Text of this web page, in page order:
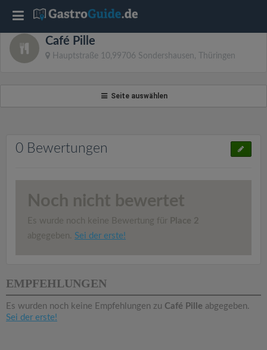
Café Pille
Hauptstraße 10,99706 Sondershausen, Thüringen
Seite auswählen
0 Bewertungen
Noch nicht bewertet
Es wurde noch keine Bewertung für Place 2
abgegeben. Sei der erste!
EMPFEHLUNGEN
Es wurden noch keine Empfehlungen zu Café Pille abgegeben.
Sei der erste!
T
o